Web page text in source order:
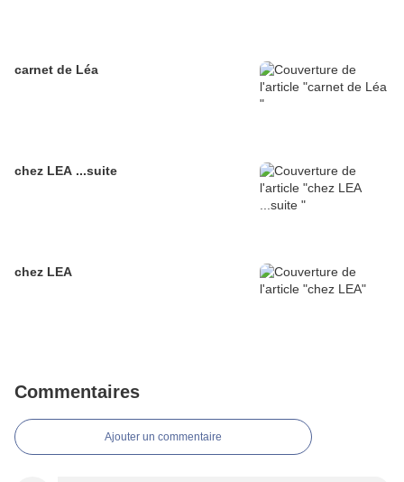
carnet de Léa
chez LEA ...suite
chez LEA
Commentaires
Ajouter un commentaire